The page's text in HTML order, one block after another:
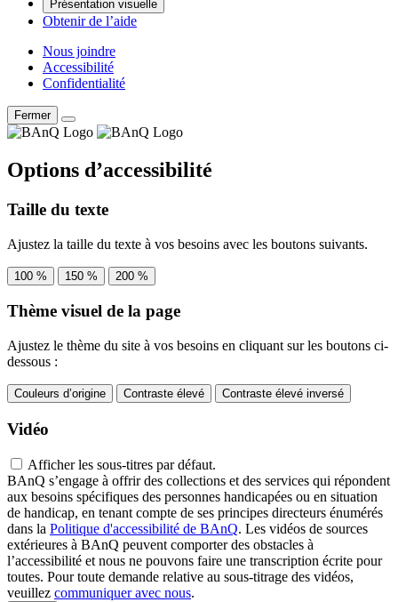
Présentation visuelle
Obtenir de l’aide
Nous joindre
Accessibilité
Confidentialité
Fermer
Options d’accessibilité
Taille du texte
Ajustez la taille du texte à vos besoins avec les boutons suivants.
100 % 150 % 200 %
Thème visuel de la page
Ajustez le thème du site à vos besoins en cliquant sur les boutons ci-
dessous :
Couleurs d’origine Contraste élevé Contraste élevé inversé
Vidéo
Afficher les sous-titres par défaut.
BAnQ s’engage à offrir des collections et des services qui répondent
aux besoins spécifiques des personnes handicapées ou en situation
de handicap, en tenant compte de ses principes directeurs énumérés
dans la Politique d'accessibilité de BAnQ. Les vidéos de sources
extérieures à BAnQ peuvent comporter des obstacles à
l’accessibilité et nous ne pouvons faire une transcription écrite pour
toutes. Pour toute demande relative au sous-titrage des vidéos,
veuillez communiquer avec nous.